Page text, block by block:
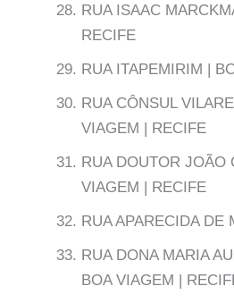
RUA ISAAC
RECIFE
RUA ITAPEMIRIM |
RUA CÔNSUL
VIAGEM | RECIFE
RUA DOUTOR JOÃO
VIAGEM | RECIFE
RUA APARECIDA DE
RUA DONA MARIA
BOA VIAGEM |